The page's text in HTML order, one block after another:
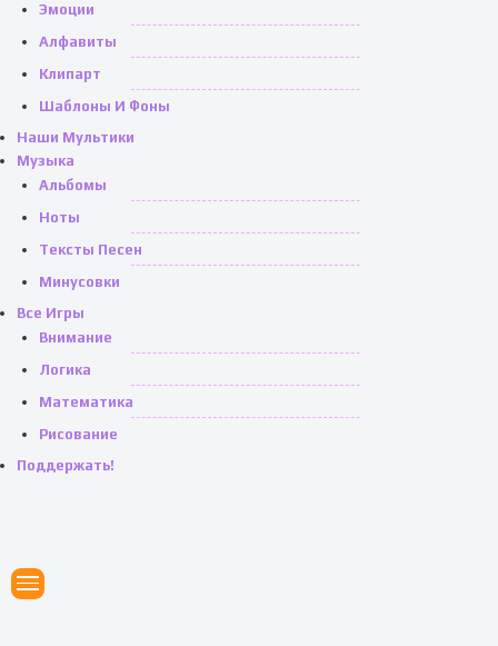
Эмоции
Алфавиты
Клипарт
Шаблоны И Фоны
Наши Мультики
Музыка
Альбомы
Ноты
Тексты Песен
Минусовки
Все Игры
Внимание
Логика
Математика
Рисование
Поддержать!